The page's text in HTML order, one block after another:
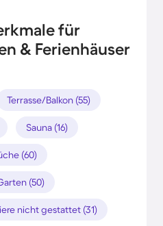
für
& Ferienhäuser
Terrasse/Balkon (55)
Sauna (16)
(60)
(50)
nicht gestattet (31)